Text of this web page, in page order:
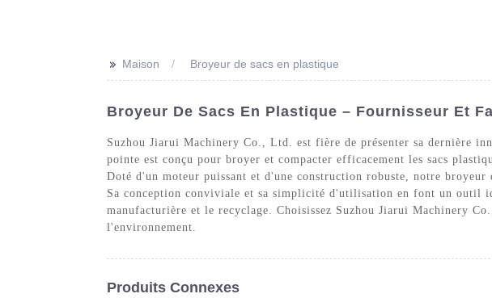
>> Maison Broyeur de sacs en plastique
Broyeur De Sacs En Plastique – Fournisseur Et
Suzhou Jiarui Machinery Co., Ltd. est fière de présenter sa dernière
pointe est conçu pour broyer et compacter efficacement les sacs
Doté d'un moteur puissant et d'une construction robuste, notre broyeur
Sa conception conviviale et sa simplicité d'utilisation en font un outil
manufacturière et le recyclage. Choisissez Suzhou Jiarui Machinery
l'environnement.
Produits Connexes